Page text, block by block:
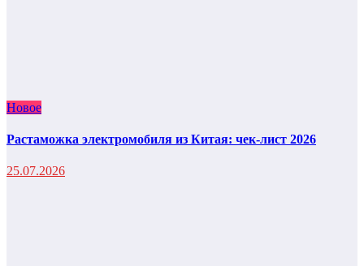
Новое
Растаможка электромобиля из Китая: чек-лист 2026
25.07.2026